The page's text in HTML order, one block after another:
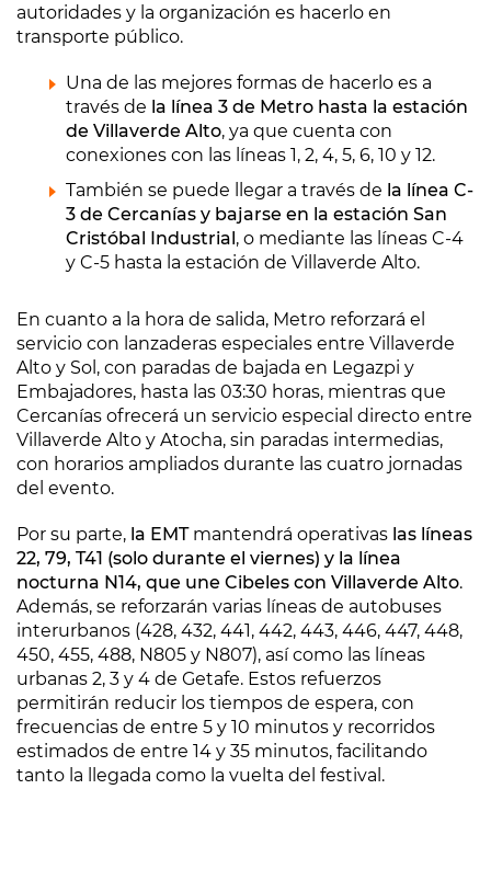
autoridades y la organización es hacerlo en
transporte público.
Una de las mejores formas de hacerlo es a
través de la línea 3 de Metro hasta la estación
de Villaverde Alto, ya que cuenta con
conexiones con las líneas 1, 2, 4, 5, 6, 10 y 12.
También se puede llegar a través de la línea C-
3 de Cercanías y bajarse en la estación San
Cristóbal Industrial, o mediante las líneas C-4
y C-5 hasta la estación de Villaverde Alto.
En cuanto a la hora de salida, Metro reforzará el
servicio con lanzaderas especiales entre Villaverde
Alto y Sol, con paradas de bajada en Legazpi y
Embajadores, hasta las 03:30 horas, mientras que
Cercanías ofrecerá un servicio especial directo entre
Villaverde Alto y Atocha, sin paradas intermedias,
con horarios ampliados durante las cuatro jornadas
del evento.
Por su parte, la EMTmantendrá operativas las líneas
22, 79, T41 (solo durante el viernes) y la línea
nocturna N14, que une Cibeles con Villaverde Alto.
Además, se reforzarán varias líneas de autobuses
interurbanos (428, 432, 441, 442, 443, 446, 447, 448,
450, 455, 488, N805 y N807), así como las líneas
urbanas 2, 3 y 4 de Getafe. Estos refuerzos
permitirán reducir los tiempos de espera, con
frecuencias de entre 5 y 10 minutos y recorridos
estimados de entre 14 y 35 minutos, facilitando
tanto la llegada como la vuelta del festival.